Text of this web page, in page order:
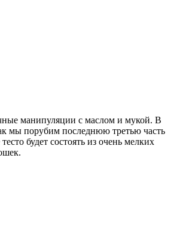
манипуляции с маслом и мукой. В
мы порубим последнюю третью часть
будет состоять из очень мелких